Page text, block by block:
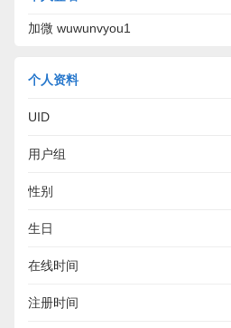
加微 wuwunvyou1
个人资料
UID
用户组
性别
生日
在线时间
注册时间